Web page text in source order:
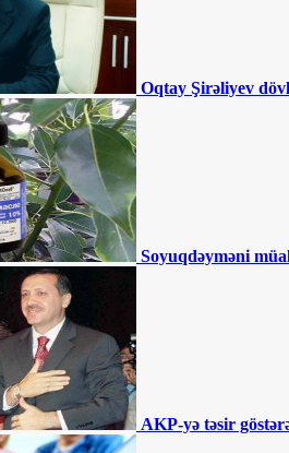
UEFA-nın
AÇIQLANIB
QHT sədri
kortejinə
VAR
NƏZƏRİNƏ:
ləğv
- Şok təfərrüat
də...
Oqtay Şirəliyev
Soyuqdəyməni
AKP-yə təsir